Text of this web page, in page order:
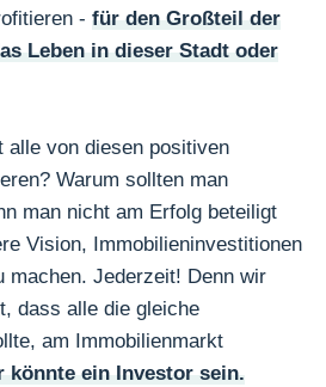
- für den Großteil der
Leben in dieser Stadt oder
alle von diesen positiven
Warum sollten man
man nicht am Erfolg beteiligt
Vision, Immobilieninvestitionen
machen. Jederzeit! Denn wir
dass alle die gleiche
am Immobilienmarkt
könnte ein Investor sein.